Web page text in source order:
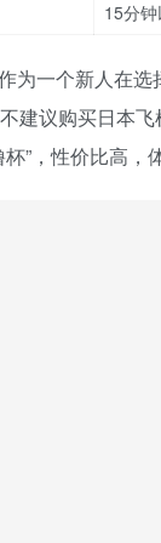
15分
为一个新人在
建议购买日本
”，性价比高，